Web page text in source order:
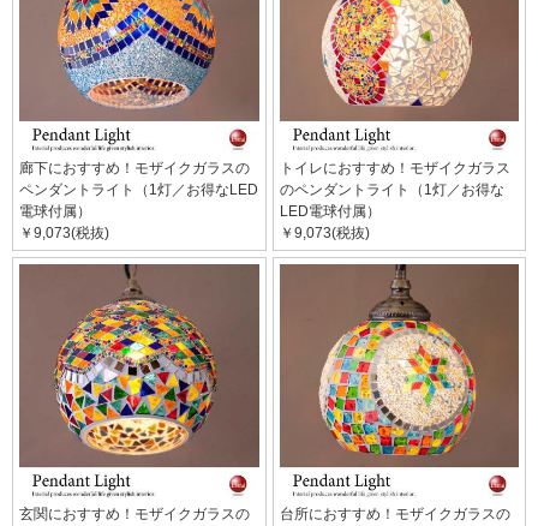
廊下におすすめ！モザイクガラスの
ペンダントライト（1灯／お得なLED
電球付属）
￥9,073(税抜)
トイレにおすすめ！モザイクガラス
のペンダントライト（1灯／お得な
LED電球付属）
￥9,073(税抜)
玄関におすすめ！モザイクガラスの
台所におすすめ！モザイクガラスの